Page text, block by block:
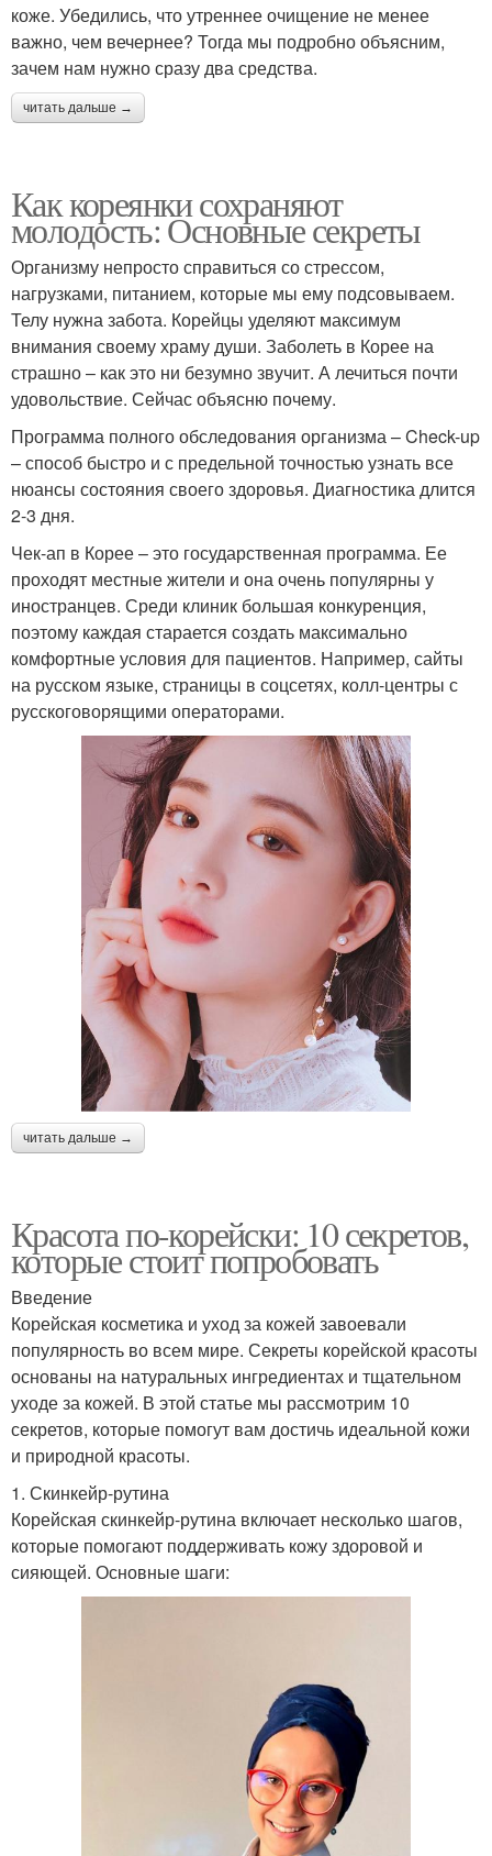
коже. Убедились, что утреннее очищение не менее
важно, чем вечернее? Тогда мы подробно объясним,
зачем нам нужно сразу два средства.
читать дальше →
Как кореянки сохраняют
молодость: Основные секреты
Организму непросто справиться со стрессом,
нагрузками, питанием, которые мы ему подсовываем.
Телу нужна забота. Корейцы уделяют максимум
внимания своему храму души. Заболеть в Корее на
страшно – как это ни безумно звучит. А лечиться почти
удовольствие. Сейчас объясню почему.
Программа полного обследования организма – Check-up
– способ быстро и с предельной точностью узнать все
нюансы состояния своего здоровья. Диагностика длится
2-3 дня.
Чек-ап в Корее – это государственная программа. Ее
проходят местные жители и она очень популярны у
иностранцев. Среди клиник большая конкуренция,
поэтому каждая старается создать максимально
комфортные условия для пациентов. Например, сайты
на русском языке, страницы в соцсетях, колл-центры с
русскоговорящими операторами.
читать дальше →
Красота по-корейски: 10 секретов,
которые стоит попробовать
Введение
Корейская косметика и уход за кожей завоевали
популярность во всем мире. Секреты корейской красоты
основаны на натуральных ингредиентах и тщательном
уходе за кожей. В этой статье мы рассмотрим 10
секретов, которые помогут вам достичь идеальной кожи
и природной красоты.
1. Скинкейр-рутина
Корейская скинкейр-рутина включает несколько шагов,
которые помогают поддерживать кожу здоровой и
сияющей. Основные шаги: